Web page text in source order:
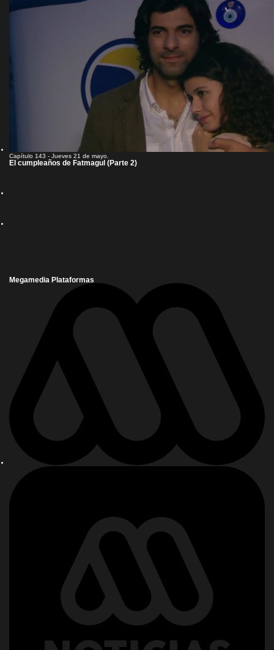
Capítulo 143 - Jueves 21 de mayo.
El cumpleaños de Fatmagul (Parte 2)
Megamedia Plataformas